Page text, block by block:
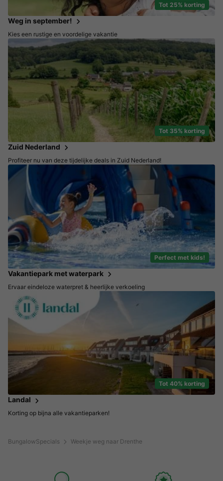
BungalowSpecials Weekje weg naar Drenthe
Tot 25% korting
Weg in september!
Kies een rustige en voordelige vakantie
Tot 35% korting
Zuid Nederland
Profiteer nu van deze tijdelijke deals in Zuid Nederland!
Perfect met kids!
Vakantiepark met waterpark
Ervaar eindeloze waterpret & heerlijke verkoeling
Tot 40% korting
Landal
Korting op bijna alle vakantieparken!